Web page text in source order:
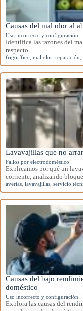
Causas del mal olor al
Uso incorrecto y configuración
Identifica las razones del
respecto.
frigorífico mal olor reparación
Lavavajillas que no
Fallos por electrodoméstico
Explicamos por qué un
corriente, analizando
averías lavavajillas servicio
Causas del bajo
doméstico
Uso incorrecto y configuración
Explora las causas del